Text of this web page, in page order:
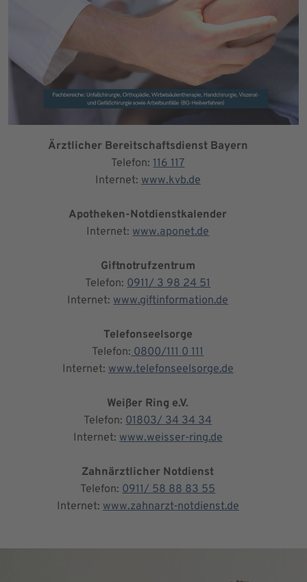
Ärztlicher Bereitschaftsdienst Bayern
Telefon:116 117
Internet: www.kvb.de
Apotheken-Notdienstkalender
Internet: www.aponet.de
Giftnotrufzentrum
Telefon: 0911/ 3 98 24 51
Internet: www.giftinformation.de
Telefonseelsorge
Telefon: 0800/111 0 111
Internet: www.telefonseelsorge.de
Weißer Ring e.V.
Telefon: 01803/ 34 34 34
Internet: www.weisser-ring.de
Zahnärztlicher Notdienst
Telefon: 0911/ 58 88 83 55
Internet: www.zahnarzt-notdienst.de